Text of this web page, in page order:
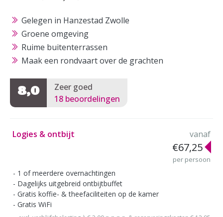
Gelegen in Hanzestad Zwolle
Groene omgeving
Ruime buitenterrassen
Maak een rondvaart over de grachten
8,0
Zeer goed
18 beoordelingen
Logies & ontbijt vanaf
€67,25
per persoon
1 of meerdere overnachtingen
Dagelijks uitgebreid ontbijtbuffet
Gratis koffie- & theefaciliteiten op de kamer
Gratis WiFi